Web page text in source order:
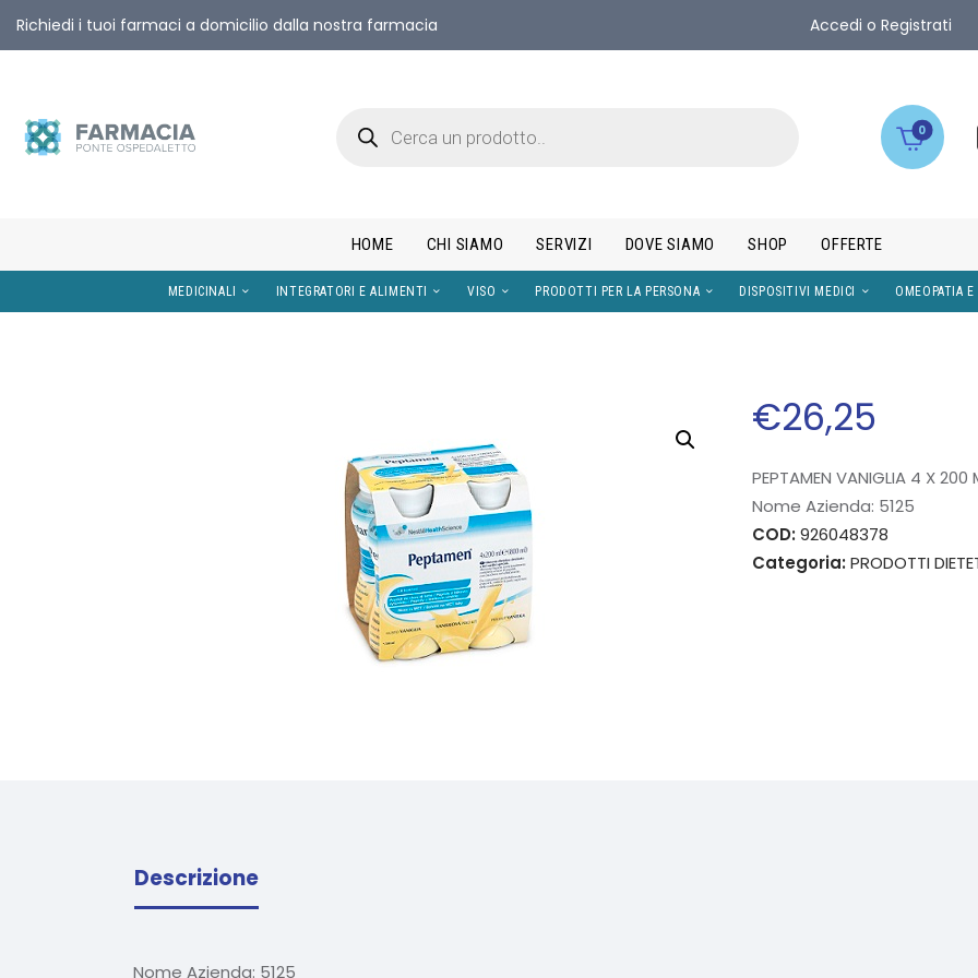
Richiedi i tuoi farmaci a domicilio dalla nostra farmacia Accedi o Registrati
0
HOME CHI SIAMO SERVIZI DOVE SIAMO SHOP OFFERTE
€26,25
PEPTAMEN VANIGLIA 4 X 200
Nome Azienda: 5125
COD:926048378
Categoria:PRODOTTI
Descrizione
Nome Azienda: 5125